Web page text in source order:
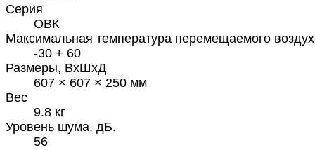
Серия
ОВК
Максимальная температура перемещаемого
-30 + 60
Размеры, ВхШхД
607 × 607 × 250 мм
Вес
9.8 кг
Уровень шума, дБ.
56